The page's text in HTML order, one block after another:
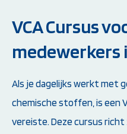
VCA Cursus
medewerkers
Als je dagelijks werkt met
chemische stoffen, is een
vereiste. Deze cursus